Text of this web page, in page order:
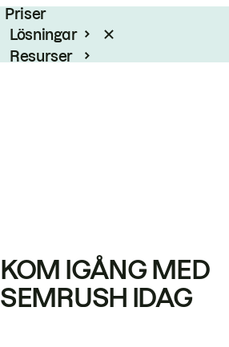
Priser
Lösningar
Resurser
KOM IGÅNG MED
SEMRUSH IDAG